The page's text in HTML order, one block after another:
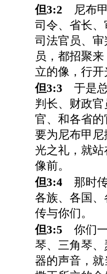
但3:2 尼布甲
司令、省长、
司法官员、
员，都招聚
立的像，行开
但3:3 于是
判长、财政官
官、和各省的
要为尼布甲
光之礼，就
像前。
但3:4 那时传
各族、各国
传与你们。
但3:5 你们
琴、三角琴
器的声音，